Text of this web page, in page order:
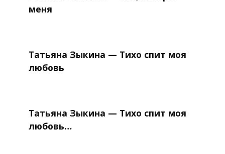
меня
Татьяна Зыкина — Тихо спит моя
любовь
Татьяна Зыкина — Тихо спит моя
любовь…